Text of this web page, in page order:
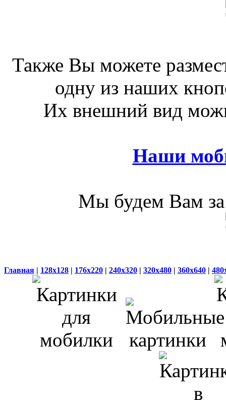
Также Вы можете
одну из наших
Их внешний вид
Наши
Мы будем Вам за
Главная | 128x128 | 176x220 | 240x320 | 320x480 | 360x640 |